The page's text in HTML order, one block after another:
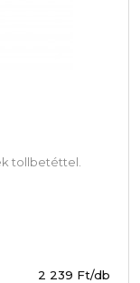
tollbetéttel.
2 239 Ft/db